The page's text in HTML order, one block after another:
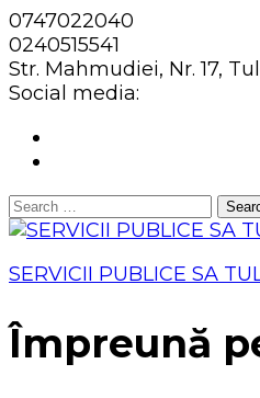
0747022040
0240515541
Str. Mahmudiei, Nr. 17,
Social media:
Search
for:
SERVICII PUBLICE SA
Împreună